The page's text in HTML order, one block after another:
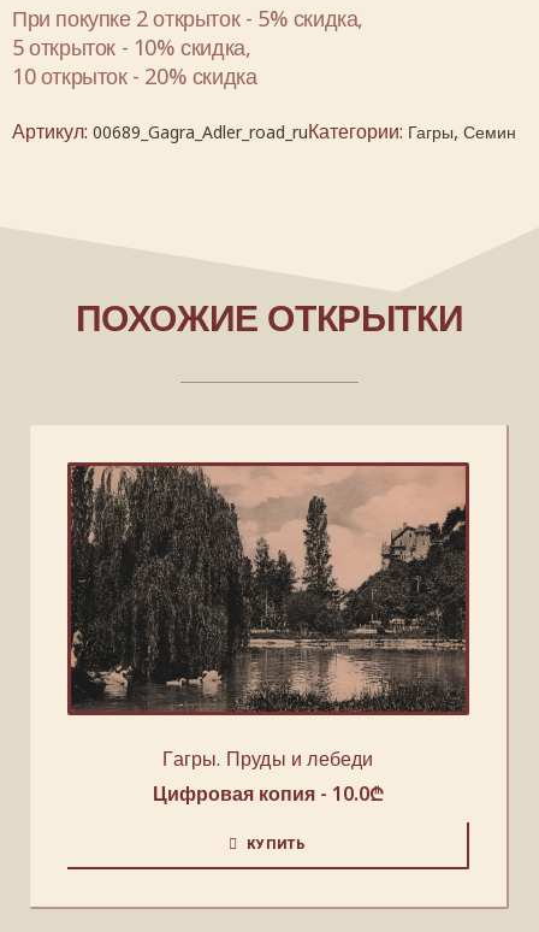
При покупке 2 открыток - 5% скидка,
5 открыток - 10% скидка,
10 открыток - 20% скидка
Артикул: 00689_Gagra_Adler_road_ruКатегории: Гагры, Семин
ПОХОЖИЕ ОТКРЫТКИ
Гагры. Пруды и лебеди
Цифровая копия - 10.0₾
КУПИТЬ